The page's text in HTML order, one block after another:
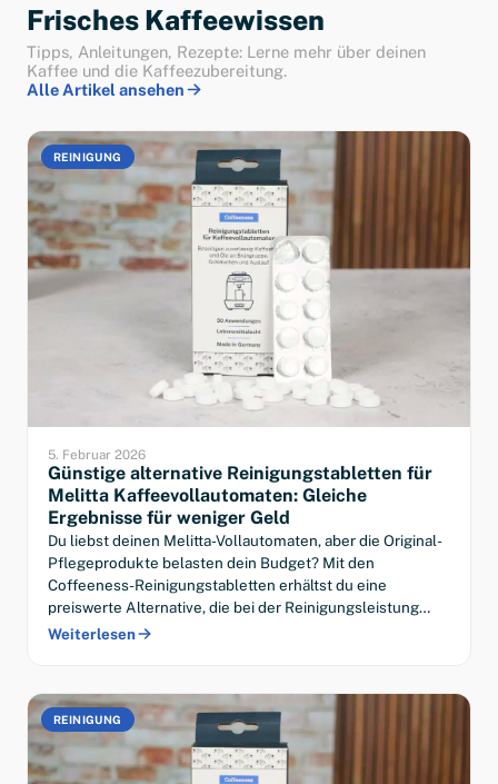
Frisches Kaffeewissen
Tipps, Anleitungen, Rezepte: Lerne mehr über deinen
Kaffee und die Kaffeezubereitung.
Alle Artikel ansehen
REINIGUNG
5. Februar 2026
Günstige alternative Reinigungstabletten für
Melitta Kaffeevollautomaten: Gleiche
Ergebnisse für weniger Geld
Du liebst deinen Melitta-Vollautomaten, aber die Original-
Pflegeprodukte belasten dein Budget? Mit den
Coffeeness-Reinigungstabletten erhältst du eine
preiswerte Alternative, die bei der Reinigungsleistung…
Weiterlesen
REINIGUNG